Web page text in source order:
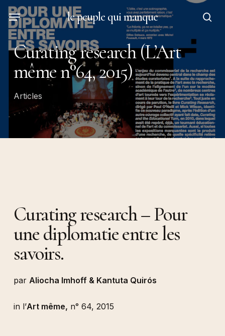
Skip
main
content
le peuple qui manque
Menu
Curating research (L’Art
même n°64, 2015)
Articles
Curating research – Pour
une diplomatie entre les
savoirs.
par Aliocha Imhoff & Kantuta Quirós
in l’Art même, n° 64, 2015